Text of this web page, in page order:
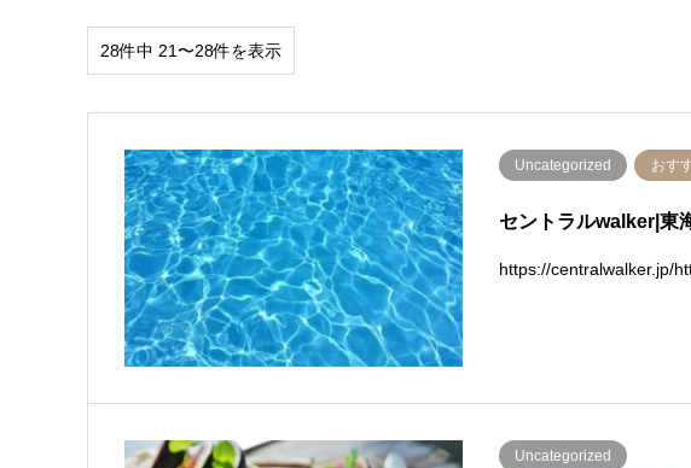
28件中 21〜28件を表示
Uncategorized おす
セントラルwalker|東
https://centralwalker.jp/
Uncategorized